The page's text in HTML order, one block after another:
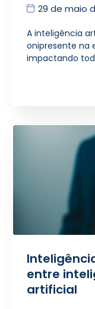
29 de maio
A inteligência
onipresente na
impactando
entre
artificial